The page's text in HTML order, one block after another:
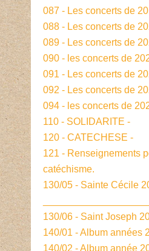
087 - Les concerts de
088 - Les concerts de
089 - Les concerts de
090 - les concerts de
091 - Les concerts de
092 - Les concerts de
094 - les concerts de
110 - SOLIDARITE -
120 - CATECHESE -
121 - Renseignements
catéchisme.
130/05 - Sainte Cécile
130/06 - Saint Joseph
140/01 - Album années
140/02 - Album année